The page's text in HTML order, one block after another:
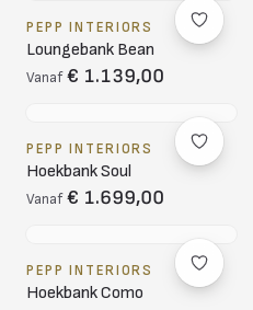
PEPP INTERIORS
Loungebank Bean
Vanaf € 1.139,00
PEPP INTERIORS
Hoekbank Soul
Vanaf € 1.699,00
PEPP INTERIORS
Hoekbank Como